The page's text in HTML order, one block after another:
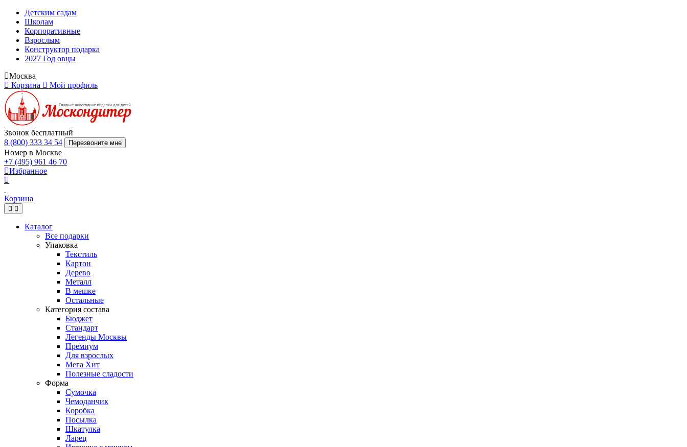
Детским садам
Школам
Корпоративные
Взрослым
Конструктор подарка
2027 Год овцы
Москва
Корзина
Мой профиль
Звонок бесплатный
8 (800) 333 34 54
Перезвоните мне
Номер в Москве
+7 (495) 961 46 70
Избранное
Корзина
Каталог
Все подарки
Упаковка
Текстиль
Картон
Дерево
Металл
В мешке
Остальные
Категория состава
Бюджет
Стандарт
Легенды Москвы
Премиум
Для взрослых
Мега Хит
Полезные сладости
Форма
Сумочка
Чемоданчик
Коробка
Посылка
Шкатулка
Ларец